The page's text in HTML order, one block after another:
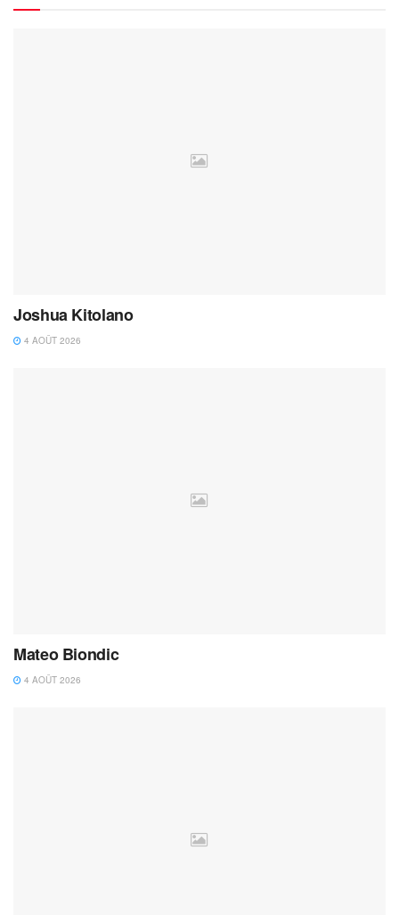
Joshua Kitolano
4 AOÛT 2026
Mateo Biondic
4 AOÛT 2026